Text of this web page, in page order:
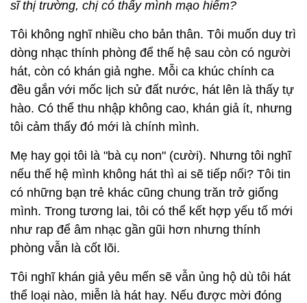
sĩ thị trường, chị có thấy mình mạo hiểm?
Tôi không nghĩ nhiều cho bản thân. Tôi muốn duy trì
dòng nhạc thính phòng để thế hệ sau còn có người
hát, còn có khán giả nghe. Mỗi ca khúc chính ca
đều gắn với mốc lịch sử đất nước, hát lên là thấy tự
hào. Có thể thu nhập không cao, khán giả ít, nhưng
tôi cảm thấy đó mới là chính mình.
Mẹ hay gọi tôi là "bà cụ non" (cười). Nhưng tôi nghĩ
nếu thế hệ mình không hát thì ai sẽ tiếp nối? Tôi tin
có những bạn trẻ khác cũng chung trăn trở giống
mình. Trong tương lai, tôi có thể kết hợp yếu tố mới
như rap để âm nhạc gần gũi hơn nhưng thính
phòng vẫn là cốt lõi.
Tôi nghĩ khán giả yêu mến sẽ vẫn ủng hộ dù tôi hát
thể loại nào, miễn là hát hay. Nếu được mời đóng